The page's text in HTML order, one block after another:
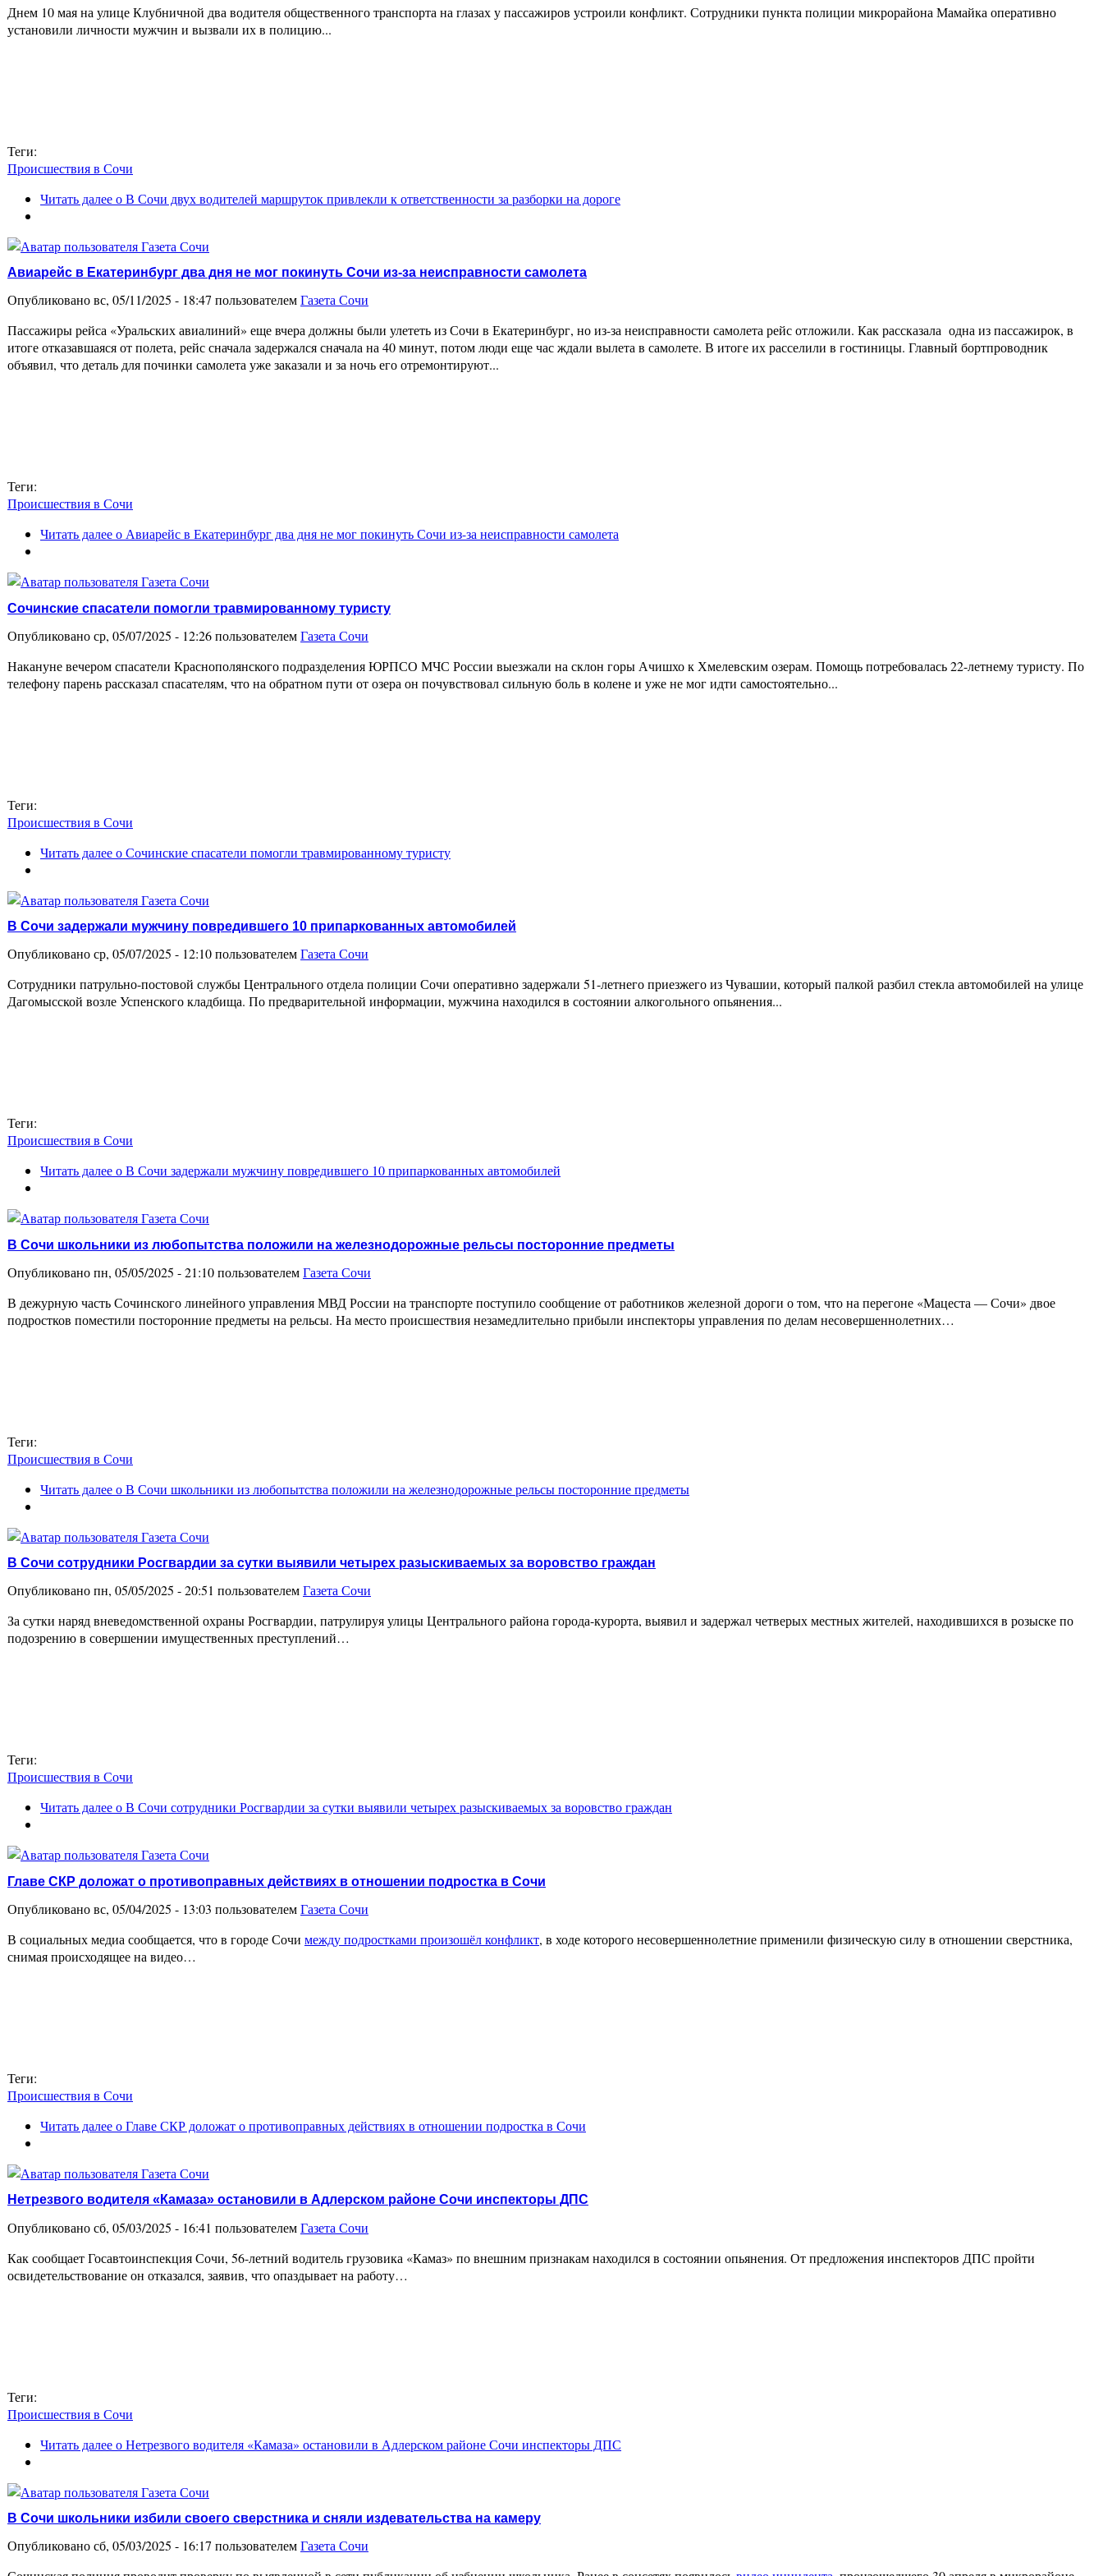
Днем 10 мая на улице Клубничной два водителя общественного транспорта на глазах у пассажиров устроили конфликт. Сотрудники пункта полиции микрорайона Мамайка оперативно
установили личности мужчин и вызвали их в полицию...
Теги:
Происшествия в Сочи
Читать далеео В Сочи двух водителей маршруток привлекли к ответственности за разборки на дороге
Авиарейс в Екатеринбург два дня не мог покинуть Сочи из-за неисправности самолета
Опубликовано вс, 05/11/2025 - 18:47 пользователемГазета Сочи
Пассажиры рейса «Уральских авиалиний» еще вчера должны были улететь из Сочи в Екатеринбург, но из-за неисправности самолета рейс отложили. Как рассказала одна из пассажирок, в
итоге отказавшаяся от полета, рейс сначала задержался сначала на 40 минут, потом люди еще час ждали вылета в самолете. В итоге их расселили в гостиницы. Главный бортпроводник
объявил, что деталь для починки самолета уже заказали и за ночь его отремонтируют...
Теги:
Происшествия в Сочи
Читать далеео Авиарейс в Екатеринбург два дня не мог покинуть Сочи из-за неисправности самолета
Сочинские спасатели помогли травмированному туристу
Опубликовано ср, 05/07/2025 - 12:26 пользователемГазета Сочи
Накануне вечером спасатели Краснополянского подразделения ЮРПСО МЧС России выезжали на склон горы Ачишхо к Хмелевским озерам. Помощь потребовалась 22-летнему туристу. По
телефону парень рассказал спасателям, что на обратном пути от озера он почувствовал сильную боль в колене и уже не мог идти самостоятельно...
Теги:
Происшествия в Сочи
Читать далеео Сочинские спасатели помогли травмированному туристу
В Сочи задержали мужчину повредившего 10 припаркованных автомобилей
Опубликовано ср, 05/07/2025 - 12:10 пользователемГазета Сочи
Сотрудники патрульно-постовой службы Центрального отдела полиции Сочи оперативно задержали 51-летнего приезжего из Чувашии, который палкой разбил стекла автомобилей на улице
Дагомысской возле Успенского кладбища. По предварительной информации, мужчина находился в состоянии алкогольного опьянения...
Теги:
Происшествия в Сочи
Читать далеео В Сочи задержали мужчину повредившего 10 припаркованных автомобилей
В Сочи школьники из любопытства положили на железнодорожные рельсы посторонние предметы
Опубликовано пн, 05/05/2025 - 21:10 пользователемГазета Сочи
В дежурную часть Сочинского линейного управления МВД России на транспорте поступило сообщение от работников железной дороги о том, что на перегоне «Мацеста — Сочи» двое
подростков поместили посторонние предметы на рельсы. На место происшествия незамедлительно прибыли инспекторы управления по делам несовершеннолетних…
Теги:
Происшествия в Сочи
Читать далеео В Сочи школьники из любопытства положили на железнодорожные рельсы посторонние предметы
В Сочи сотрудники Росгвардии за сутки выявили четырех разыскиваемых за воровство граждан
Опубликовано пн, 05/05/2025 - 20:51 пользователемГазета Сочи
За сутки наряд вневедомственной охраны Росгвардии, патрулируя улицы Центрального района города-курорта, выявил и задержал четверых местных жителей, находившихся в розыске по
подозрению в совершении имущественных преступлений…
Теги:
Происшествия в Сочи
Читать далеео В Сочи сотрудники Росгвардии за сутки выявили четырех разыскиваемых за воровство граждан
Главе СКР доложат о противоправных действиях в отношении подростка в Сочи
Опубликовано вс, 05/04/2025 - 13:03 пользователемГазета Сочи
В социальных медиа сообщается, что в городе Сочи между подростками произошёл конфликт, в ходе которого несовершеннолетние применили физическую силу в отношении сверстника,
снимая происходящее на видео…
Теги:
Происшествия в Сочи
Читать далеео Главе СКР доложат о противоправных действиях в отношении подростка в Сочи
Нетрезвого водителя «Камаза» остановили в Адлерском районе Сочи инспекторы ДПС
Опубликовано сб, 05/03/2025 - 16:41 пользователемГазета Сочи
Как сообщает Госавтоинспекция Сочи, 56-летний водитель грузовика «Камаз» по внешним признакам находился в состоянии опьянения. От предложения инспекторов ДПС пройти
освидетельствование он отказался, заявив, что опаздывает на работу…
Теги:
Происшествия в Сочи
Читать далеео Нетрезвого водителя «Камаза» остановили в Адлерском районе Сочи инспекторы ДПС
В Сочи школьники избили своего сверстника и сняли издевательства на камеру
Опубликовано сб, 05/03/2025 - 16:17 пользователемГазета Сочи